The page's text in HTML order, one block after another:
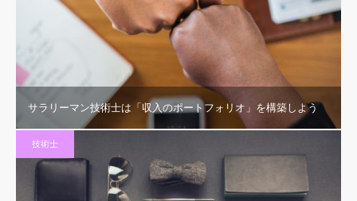
サラリーマン技術士は「収入のポートフォリオ」を構築しよう
技術士